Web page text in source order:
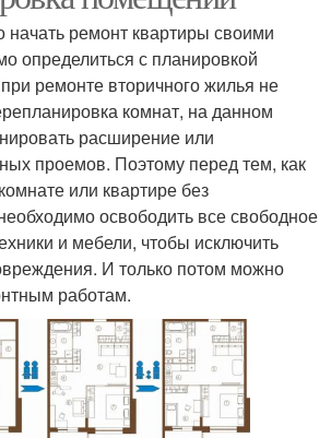
начать ремонт квартиры своими
определиться с планировкой
ремонте вторичного жилья не
комнат, на данном
расширение или
проемов. Поэтому перед тем, как
или квартире без
освободить все свободное
и мебели, чтобы исключить
И только потом можно
работам.